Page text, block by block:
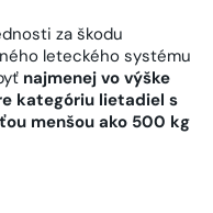
za škodu
leteckého systému
najmenej vo výške
kategóriu lietadiel s
menšou ako 500 kg